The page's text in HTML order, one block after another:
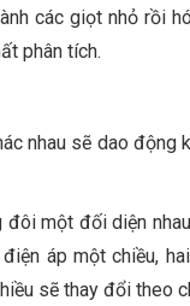
các giọt nhỏ rồi
phân tích.
nhau sẽ dao động
một đối diện
áp một chiều,
sẽ thay đổi